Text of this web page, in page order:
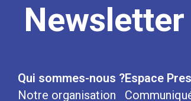
Newsletter
Qui sommes-nous ?
Notre organisation
Espace